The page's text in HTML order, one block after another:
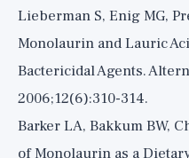
Lieberman S, Enig MG,
Monolaurin and Lauric
Bactericidal Agents.
2006;12(6):310-314.
Barker LA, Bakkum BW,
of Monolaurin as a